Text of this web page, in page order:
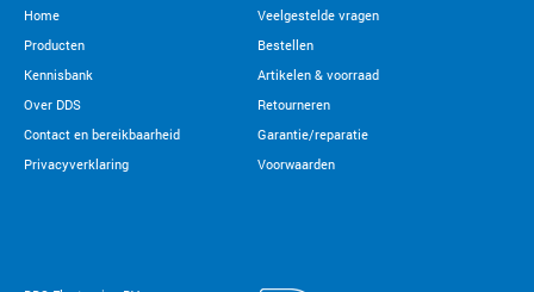
Home
Producten
Kennisbank
Over DDS
Contact en bereikbaarheid
Privacyverklaring
Veelgestelde vragen
Bestellen
Artikelen & voorraad
Retourneren
Garantie/reparatie
Voorwaarden